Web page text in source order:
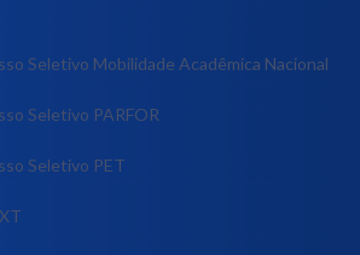
Seletivo Mobilidade Acadêmica Nacional
Seletivo PARFOR
Seletivo PET